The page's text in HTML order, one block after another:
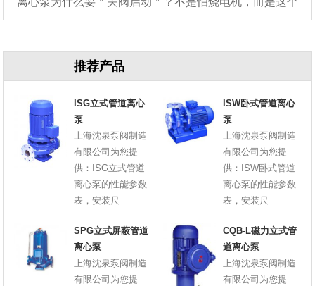
推荐产品
ISG立式管道离心
泵
上海沈泉泵阀制造
有限公司为您提
供：ISG立式管道
离心泵的性能参数
表，安装尺
ISW卧式管道离心
泵
上海沈泉泵阀制造
有限公司为您提
供：ISW卧式管道
离心泵的性能参数
表，安装尺
SPG立式屏蔽管道
离心泵
上海沈泉泵阀制造
有限公司为您提
CQB-L磁力立式管
道离心泵
上海沈泉泵阀制造
有限公司为您提